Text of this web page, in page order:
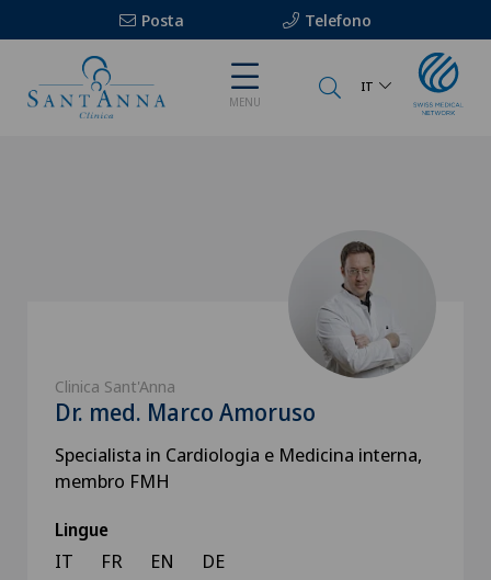
Posta Telefono
MENU
IT
Clinica Sant'Anna
Dr. med. Marco Amoruso
Specialista in Cardiologia e Medicina interna,
membro FMH
Lingue
IT FR EN DE